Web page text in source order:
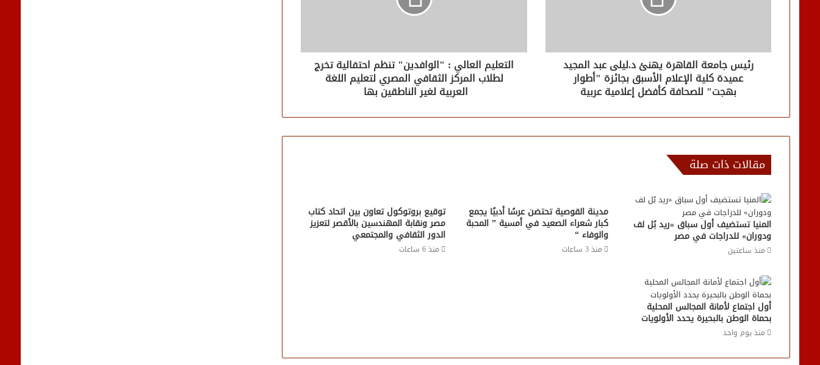
رئيس جامعة القاهرة يهنئ د.ليلى عبد المجيد
عميدة كلية الإعلام الأسبق بجائزة "أطوار
بهجت" للصحافة كأفضل إعلامية عربية
التعليم العالي : "الوافدين" تنظم احتفالية تخرج
لطلاب المركز الثقافي المصري لتعليم اللغة
العربية لغير الناطقين بها
مقالات ذات صلة
المنيا تستضيف أول سباق «ريد بُل لف
ودوران» للدراجات في مصر
منذ ساعتين
مدينة القوصية تحتضن عرسًا أدبيًا يجمع
كبار شعراء الصعيد في أمسية ” المحبة
والوفاء “
منذ 3 ساعات
توقيع بروتوكول تعاون بين اتحاد كتاب
مصر ونقابة المهندسين بالأقصر لتعزيز
الدور الثقافي والمجتمعي
منذ 6 ساعات
أول اجتماع لأمانة المجالس المحلية
بحماة الوطن بالبحيرة يحدد الأولويات
منذ يوم واحد